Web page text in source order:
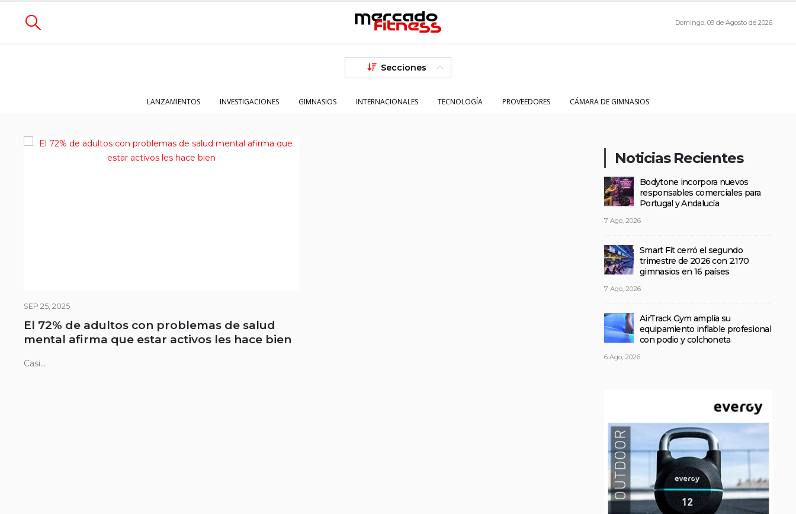
Domingo, 09 de Agosto de 2026
Secciones
LANZAMIENTOS INVESTIGACIONES GIMNASIOS INTERNACIONALES TECNOLOGÍA PROVEEDORES CÁMARA DE GIMNASIOS
SEP 25, 2025
El 72% de adultos con problemas de salud
mental afirma que estar activos les hace bien
Casi...
Noticias Recientes
Bodytone incorpora nuevos
responsables comerciales para
Portugal y Andalucía
7 Ago, 2026
Smart Fit cerró el segundo
trimestre de 2026 con 2.170
gimnasios en 16 países
7 Ago, 2026
AirTrack Gym amplía su
equipamiento inflable profesional
con podio y colchoneta
6 Ago, 2026